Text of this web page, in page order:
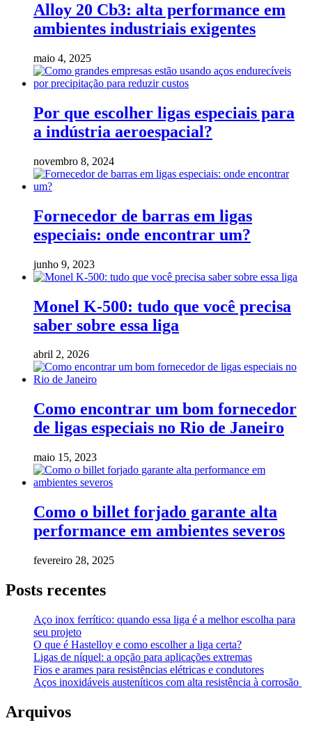
Alloy 20 Cb3: alta performance em
ambientes industriais exigentes
maio 4, 2025
Por que escolher ligas especiais para
a indústria aeroespacial?
novembro 8, 2024
Fornecedor de barras em ligas
especiais: onde encontrar um?
junho 9, 2023
Monel K-500: tudo que você precisa
saber sobre essa liga
abril 2, 2026
Como encontrar um bom fornecedor
de ligas especiais no Rio de Janeiro
maio 15, 2023
Como o billet forjado garante alta
performance em ambientes severos
fevereiro 28, 2025
Posts recentes
Aço inox ferrítico: quando essa liga é a melhor escolha para
seu projeto
O que é Hastelloy e como escolher a liga certa?
Ligas de níquel: a opção para aplicações extremas
Fios e arames para resistências elétricas e condutores
Aços inoxidáveis austeníticos com alta resistência à corrosão
Arquivos